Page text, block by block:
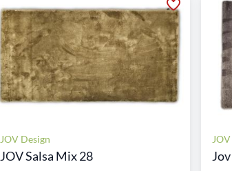
JOV Design
JOV Salsa Mix 28